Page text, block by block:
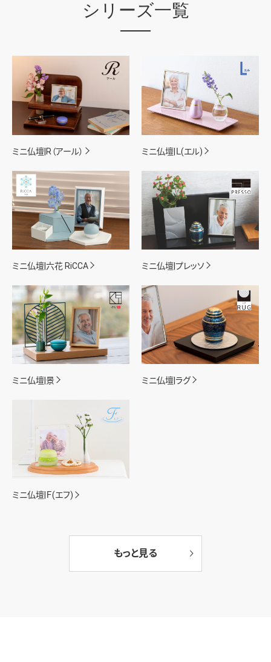
シリーズ一覧
ミニ仏壇|R（アール） ミニ仏壇|Ｌ(エル)
ミニ仏壇|六花 RiCCA ミニ仏壇|プレッソ
ミニ仏壇|景 ミニ仏壇|ラグ
ミニ仏壇|Ｆ(エフ)
もっと見る